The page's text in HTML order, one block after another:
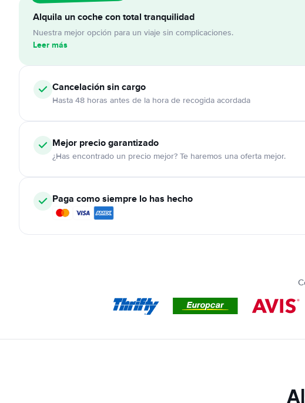
Alquila un coche con total tranquilidad
Nuestra mejor opción para un viaje sin complicaciones.
Leer más
Cancelaciónsin cargo
Hasta 48 horas antes de la hora de recogida acordada
Mejor precio garantizado
¿Has encontrado un precio mejor? Te haremos una oferta mejor.
Paga como siempre lo has hecho